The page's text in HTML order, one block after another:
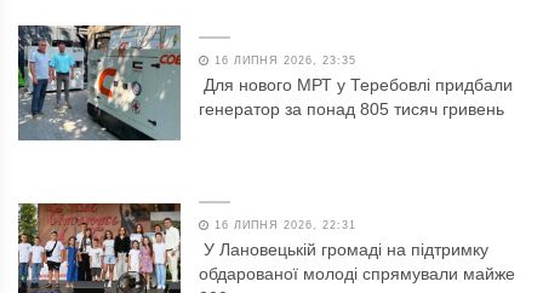
16 ЛИПНЯ 2026, 23:35
Для нового МРТ у Теребовлі придбали
генератор за понад 805 тисяч гривень
16 ЛИПНЯ 2026, 22:31
У Лановецькій громаді на підтримку
обдарованої молоді спрямували майже